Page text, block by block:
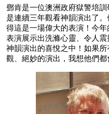
鄧肯是一位澳洲政府獄警培
是連續三年觀看神韻演出了
得這是一場偉大的表演！今
表演展示出洗滌心靈、令人
神韻演出的喜悅之中！如果
觀、絕妙的演出，我想他們都